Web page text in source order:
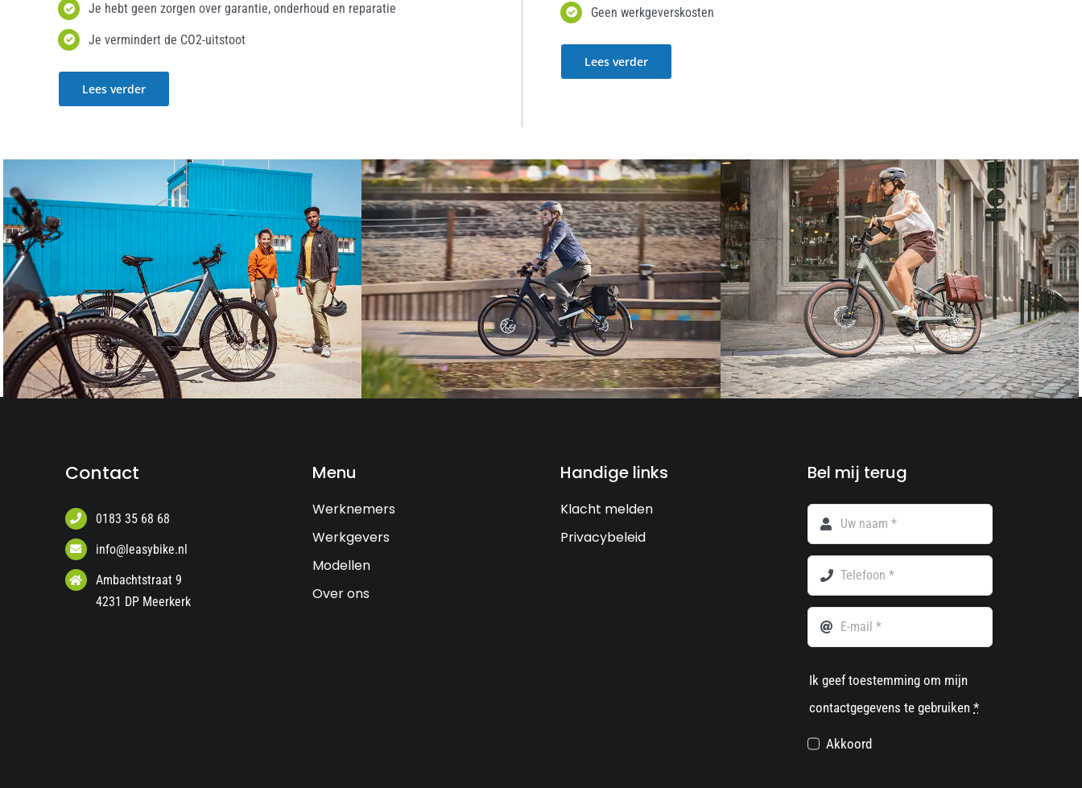
Je hebt geen zorgen over garantie, onderhoud en reparatie
Je vermindert de CO2-uitstoot
Lees verder
Geen werkgeverskosten
Lees verder
Contact
0183 35 68 68
info@leasybike.nl
Ambachtstraat 9
4231 DP Meerkerk
Menu
Werknemers
Werkgevers
Modellen
Over ons
Handige links
Klacht melden
Privacybeleid
Bel mij terug
Ik geef toestemming om mijn
contactgegevens te gebruiken*
Akkoord